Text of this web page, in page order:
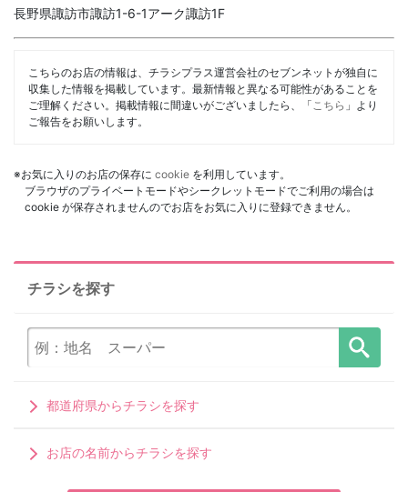
長野県諏訪市諏訪1-6-1アーク諏訪1F
こちらのお店の情報は、チラシプラス運営会社のセブンネットが独自に
収集した情報を掲載しています。最新情報と異なる可能性があることを
ご理解ください。掲載情報に間違いがございましたら、「こちら 」より
ご報告をお願いします。
※お気に入りのお店の保存に cookie を利用しています。
ブラウザのプライベートモードやシークレットモードでご利用の場合は
cookie が保存されませんのでお店をお気に入りに登録できません。
チラシを探す
都道府県からチラシを探す
お店の名前からチラシを探す